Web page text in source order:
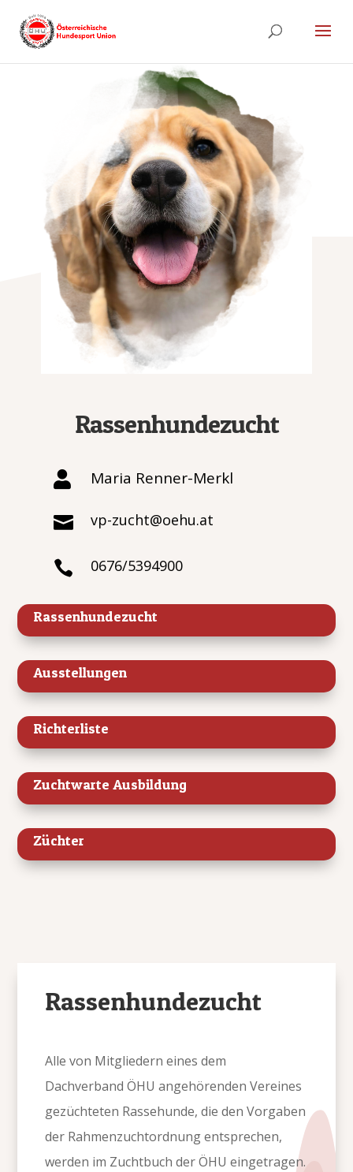
Rassenhundezucht
 Maria Renner-Merkl
 vp-zucht@oehu.at
 0676/5394900
Rassenhundezucht
Ausstellungen
Richterliste
Zuchtwarte Ausbildung
Züchter
Rassenhundezucht
Alle von Mitgliedern eines dem
Dachverband ÖHU angehörenden Vereines
gezüchteten Rassehunde, die den Vorgaben
der Rahmenzuchtordnung entsprechen,
werden im Zuchtbuch der ÖHU eingetragen.